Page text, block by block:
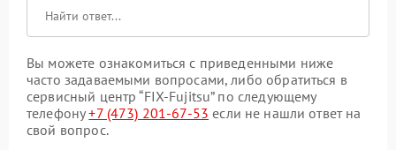
Вы можете ознакомиться с приведенными ниже
часто задаваемыми вопросами, либо обратиться в
сервисный центр “FIX-Fujitsu” по следующему
телефону+7 (473) 201-67-53 если не нашли ответ на
свой вопрос.